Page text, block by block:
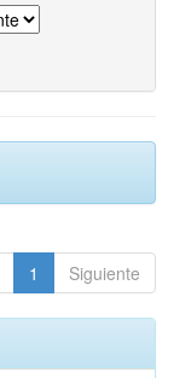
1 Siguiente